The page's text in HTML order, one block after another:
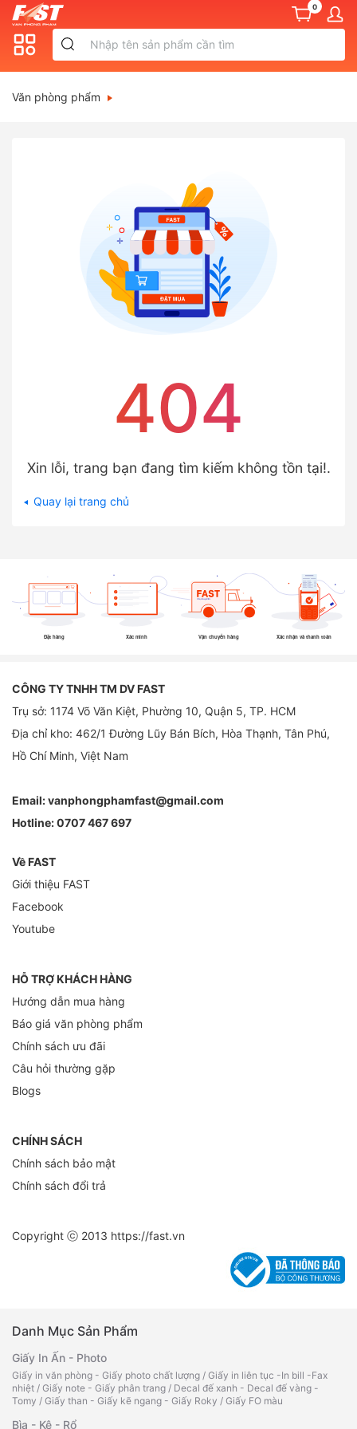
0
Văn phòng phẩm
404
Xin lỗi, trang bạn đang tìm kiếm không tồn tại!.
Quay lại trang chủ
Đặt hàng Xác minh Vận chuyển hàng Xác nhận và thanh toán
CÔNG TY TNHH TM DV FAST
Trụ sở: 1174 Võ Văn Kiệt, Phường 10, Quận 5, TP. HCM
Địa chỉ kho: 462/1 Đường Lũy Bán Bích, Hòa Thạnh, Tân Phú,
Hồ Chí Minh, Việt Nam
Email:vanphongphamfast@gmail.com
Hotline:0707 467 697
Về FAST
Giới thiệu FAST
Facebook
Youtube
HỖ TRỢ KHÁCH HÀNG
Hướng dẫn mua hàng
Báo giá văn phòng phẩm
Chính sách ưu đãi
Câu hỏi thường gặp
Blogs
CHÍNH SÁCH
Chính sách bảo mật
Chính sách đổi trả
Copyright ⓒ 2013 https://fast.vn
Danh Mục Sản Phẩm
Giấy In Ấn - Photo
Giấy in văn phòng - Giấy photo chất lượng / Giấy in liên tục -In bill -Fax
nhiệt / Giấy note - Giấy phân trang / Decal đế xanh - Decal đế vàng -
Tomy / Giấy than - Giấy kẽ ngang - Giấy Roky / Giấy FO màu
Bìa - Kệ - Rổ